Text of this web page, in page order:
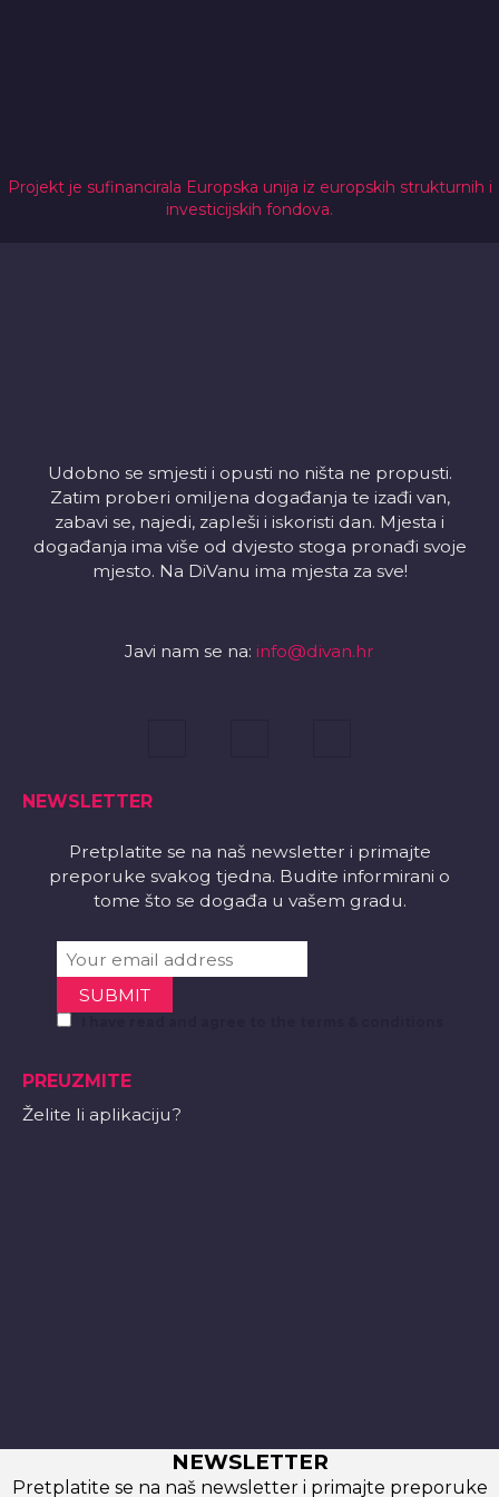
Projekt je sufinancirala Europska unija iz europskih strukturnih i
investicijskih fondova.
Udobno se smjesti i opusti no ništa ne propusti.
Zatim proberi omiljena događanja te izađi van,
zabavi se, najedi, zapleši i iskoristi dan. Mjesta i
događanja ima više od dvjesto stoga pronađi svoje
mjesto. Na DiVanu ima mjesta za sve!
Javi nam se na: info@divan.hr
NEWSLETTER
Pretplatite se na naš newsletter i primajte
preporuke svakog tjedna. Budite informirani o
tome što se događa u vašem gradu.
PREUZMITE
Želite li aplikaciju?
NEWSLETTER
Pretplatite se na naš newsletter i primajte preporuke